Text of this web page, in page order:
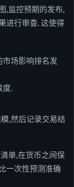
,监控预期的发布,
进行审查. 这使得
场影响排名发
度.
,然后记录交易结
单,在货币之间保
一次性预测准确